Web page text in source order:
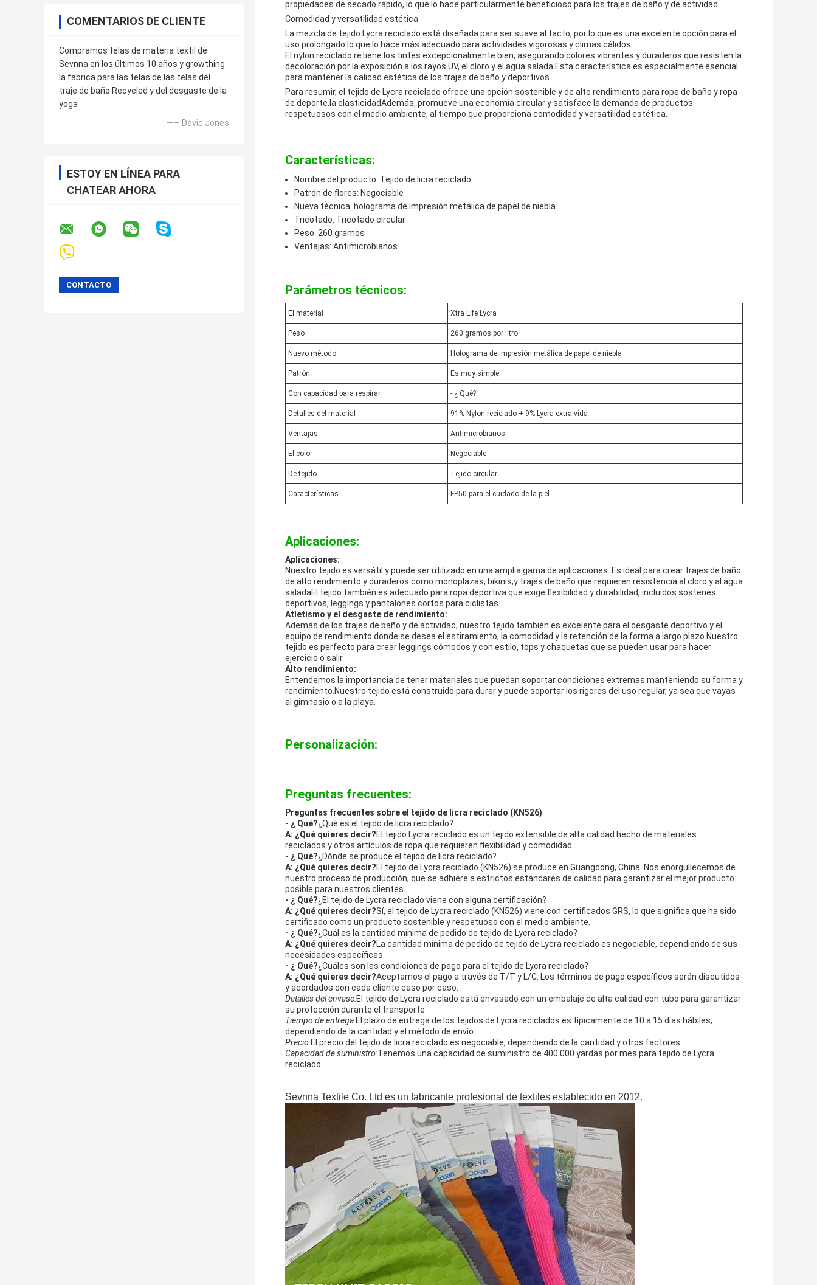
COMENTARIOS DE CLIENTE
Compramos telas de materia textil de
Sevnna en los últimos 10 años y growthing
la fábrica para las telas de las telas del
traje de baño Recycled y del desgaste de la
yoga
—— David Jones
ESTOY EN LÍNEA PARA
CHATEAR AHORA
propiedades de secado rápido, lo que lo hace particularmente beneficioso para los trajes de baño y de actividad.
Comodidad y versatilidad estética
La mezcla de tejido Lycra reciclado está diseñada para ser suave al tacto, por lo que es una excelente opción para el
uso prolongado.lo que lo hace más adecuado para actividades vigorosas y climas cálidos.
El nylon reciclado retiene los tintes excepcionalmente bien, asegurando colores vibrantes y duraderos que resisten la
decoloración por la exposición a los rayos UV, el cloro y el agua salada.Esta característica es especialmente esencial
para mantener la calidad estética de los trajes de baño y deportivos.
Para resumir, el tejido de Lycra reciclado ofrece una opción sostenible y de alto rendimiento para ropa de baño y ropa
de deporte.la elasticidadAdemás, promueve una economía circular y satisface la demanda de productos
respetuosos con el medio ambiente, al tiempo que proporciona comodidad y versatilidad estética.
Características:
Nombre del producto: Tejido de licra reciclado
Patrón de flores: Negociable
Nueva técnica: holograma de impresión metálica de papel de niebla
Tricotado: Tricotado circular
Peso: 260 gramos
Ventajas: Antimicrobianos
Parámetros técnicos:
El material Xtra Life Lycra
Peso 260 gramos por litro
Nuevo método Holograma de impresión metálica de papel de niebla
Patrón Es muy simple.
Con capacidad para respirar - ¿ Qué?
Detalles del material 91% Nylon reciclado + 9% Lycra extra vida
Ventajas Antimicrobianos
El color Negociable
De tejido Tejido circular
Características FP50 para el cuidado de la piel
Aplicaciones:
Aplicaciones:
Nuestro tejido es versátil y puede ser utilizado en una amplia gama de aplicaciones. Es ideal para crear trajes de baño
de alto rendimiento y duraderos como monoplazas, bikinis,y trajes de baño que requieren resistencia al cloro y al agua
saladaEl tejido también es adecuado para ropa deportiva que exige flexibilidad y durabilidad, incluidos sostenes
deportivos, leggings y pantalones cortos para ciclistas.
Atletismo y el desgaste de rendimiento:
Además de los trajes de baño y de actividad, nuestro tejido también es excelente para el desgaste deportivo y el
equipo de rendimiento donde se desea el estiramiento, la comodidad y la retención de la forma a largo plazo.Nuestro
tejido es perfecto para crear leggings cómodos y con estilo, tops y chaquetas que se pueden usar para hacer
ejercicio o salir.
Alto rendimiento:
Entendemos la importancia de tener materiales que puedan soportar condiciones extremas manteniendo su forma y
rendimiento.Nuestro tejido está construido para durar y puede soportar los rigores del uso regular, ya sea que vayas
al gimnasio o a la playa.
Personalización:
Preguntas frecuentes:
Preguntas frecuentes sobre el tejido de licra reciclado (KN526)
- ¿ Qué?¿Qué es el tejido de licra reciclado?
A: ¿Qué quieres decir?El tejido Lycra reciclado es un tejido extensible de alta calidad hecho de materiales
reciclados.y otros artículos de ropa que requieren flexibilidad y comodidad.
- ¿ Qué?¿Dónde se produce el tejido de licra reciclado?
A: ¿Qué quieres decir?El tejido de Lycra reciclado (KN526) se produce en Guangdong, China. Nos enorgullecemos de
nuestro proceso de producción, que se adhiere a estrictos estándares de calidad para garantizar el mejor producto
posible para nuestros clientes.
- ¿ Qué?¿El tejido de Lycra reciclado viene con alguna certificación?
A: ¿Qué quieres decir?Sí, el tejido de Lycra reciclado (KN526) viene con certificados GRS, lo que significa que ha sido
certificado como un producto sostenible y respetuoso con el medio ambiente.
- ¿ Qué?¿Cuál es la cantidad mínima de pedido de tejido de Lycra reciclado?
A: ¿Qué quieres decir?La cantidad mínima de pedido de tejido de Lycra reciclado es negociable, dependiendo de sus
necesidades específicas.
- ¿ Qué?¿Cuáles son las condiciones de pago para el tejido de Lycra reciclado?
A: ¿Qué quieres decir?Aceptamos el pago a través de T/T y L/C. Los términos de pago específicos serán discutidos
y acordados con cada cliente caso por caso.
Detalles del envase:El tejido de Lycra reciclado está envasado con un embalaje de alta calidad con tubo para garantizar
su protección durante el transporte.
Tiempo de entrega:El plazo de entrega de los tejidos de Lycra reciclados es típicamente de 10 a 15 días hábiles,
dependiendo de la cantidad y el método de envío.
Precio:El precio del tejido de licra reciclado es negociable, dependiendo de la cantidad y otros factores.
Capacidad de suministro:Tenemos una capacidad de suministro de 400.000 yardas por mes para tejido de Lycra
reciclado.
Sevnna Textile Co. Ltd es un fabricante profesional de textiles establecido en 2012.